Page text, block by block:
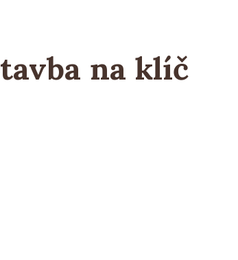
na klíč